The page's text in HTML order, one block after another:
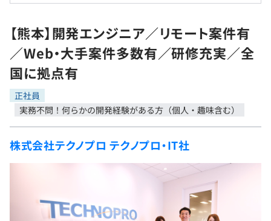
転職成功ガイド
転職エージェント
インタビュー
転職成功ガイド
新卒就活
求人検索
本選考
インターン
イベント・セミナー
学習
問題集
4択課題
プログラミング言語
評価結果一覧
ゲーム・マンガ
Tech Team Journal
paizaとは？
【熊本】開発エンジニア／リモート案件有
／Web・大手案件多数有／研修充実／全
国に拠点有
正社員
実務不問！何らかの開発経験がある方（個人・趣味含む）
株式会社テクノプロ テクノプロ・IT社